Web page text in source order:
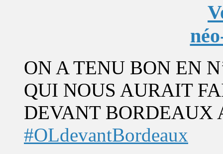
ON A TENU BON EN
QUI NOUS AURAIT
DEVANT BORDEAUX
#OLdevantBordeaux